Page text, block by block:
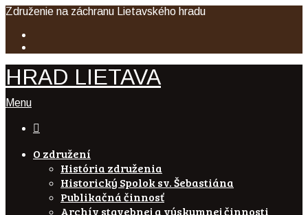
Združenie na záchranu Lietavského hradu
HRAD LIETAVA
Menu

O združení
História združenia
Historický Spolok sv. Šebastiána
Publikačná činnosť
Archív stavebnej a výskumnej činnosti